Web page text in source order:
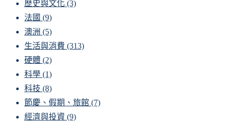
歷史與文化 (3)
法國 (9)
澳洲 (5)
生活與消費 (313)
硬體 (2)
科學 (1)
科技 (8)
節慶、假期、旅館 (7)
經濟與投資 (9)